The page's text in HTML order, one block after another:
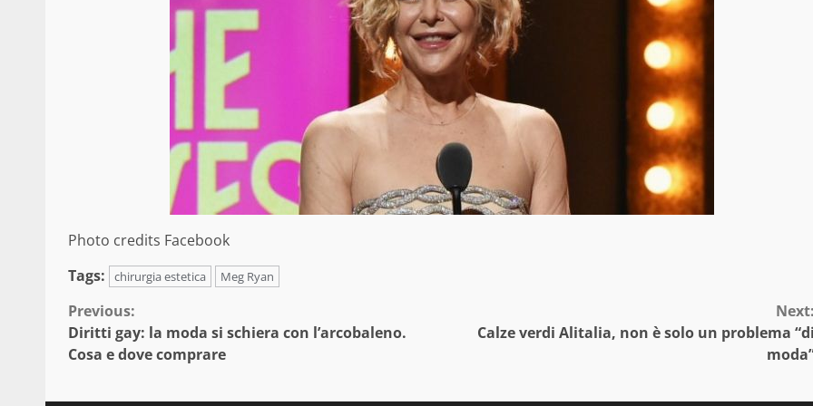
Photo credits Facebook
Tags:
chirurgia estetica Meg Ryan
Continue
Reading
Previous:
Diritti gay: la moda si schiera con l’arcobaleno.
Cosa e dove comprare
Next:
Calze verdi Alitalia, non è solo un problema “di